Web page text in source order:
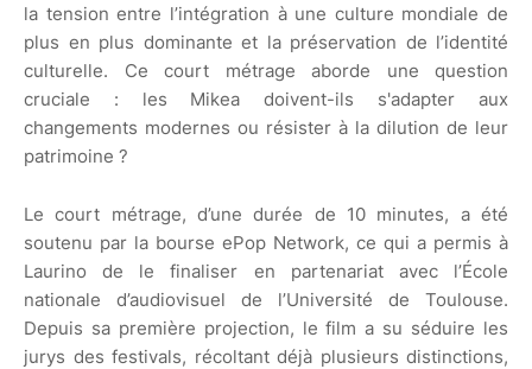
la tension entre l’intégration à une culture mondiale de
plus en plus dominante et la préservation de l’identité
culturelle. Ce court métrage aborde une question
cruciale : les Mikea doivent-ils s'adapter aux
changements modernes ou résister à la dilution de leur
patrimoine ?
Le court métrage, d’une durée de 10 minutes, a été
soutenu par la bourse ePop Network, ce qui a permis à
Laurino de le finaliser en partenariat avec l’École
nationale d’audiovisuel de l’Université de Toulouse.
Depuis sa première projection, le film a su séduire les
jurys des festivals, récoltant déjà plusieurs distinctions,